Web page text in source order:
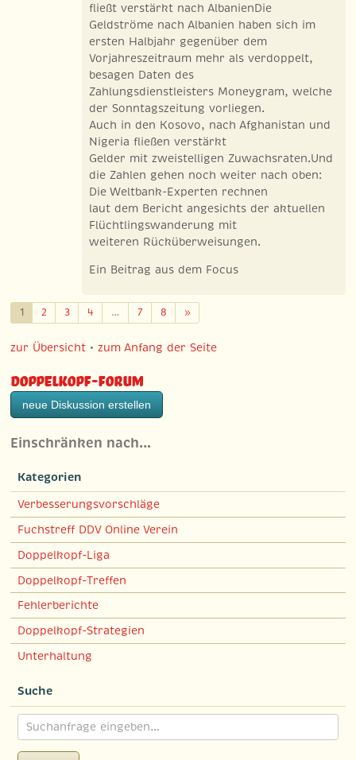
fließt verstärkt nach AlbanienDie
Geldströme nach Albanien haben sich im
ersten Halbjahr gegenüber dem
Vorjahreszeitraum mehr als verdoppelt,
besagen Daten des
Zahlungsdienstleisters Moneygram, welche
der Sonntagszeitung vorliegen.
Auch in den Kosovo, nach Afghanistan und
Nigeria fließen verstärkt
Gelder mit zweistelligen Zuwachsraten.Und
die Zahlen gehen noch weiter nach oben:
Die Weltbank-Experten rechnen
laut dem Bericht angesichts der aktuellen
Flüchtlingswanderung mit
weiteren Rücküberweisungen.
Ein Beitrag aus dem Focus
1 2 3 4 … 7 8 »Weiter
zur Übersicht •zum Anfang der Seite
Doppelkopf-Forum
neue Diskussion erstellen
Einschränken nach…
Kategorien
Verbesserungsvorschläge
Fuchstreff DDV Online Verein
Doppelkopf-Liga
Doppelkopf-Treffen
Fehlerberichte
Doppelkopf-Strategien
Unterhaltung
Suche